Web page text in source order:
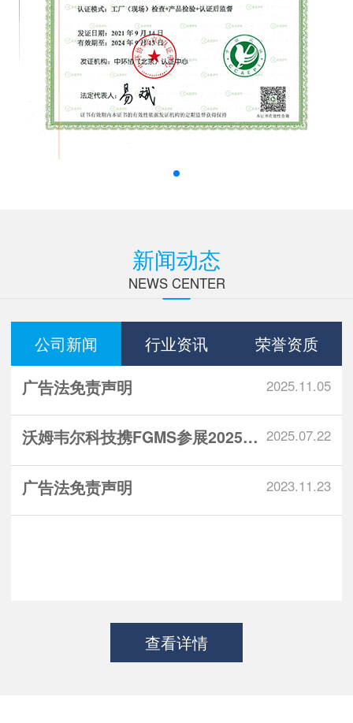
新闻动态
NEWS CENTER
公司新闻 行业资讯 荣誉资质
2025.11.05
广告法免责声明
2025.07.22
沃姆韦尔科技携FGMS参展2025锅...
2023.11.23
广告法免责声明
查看详情